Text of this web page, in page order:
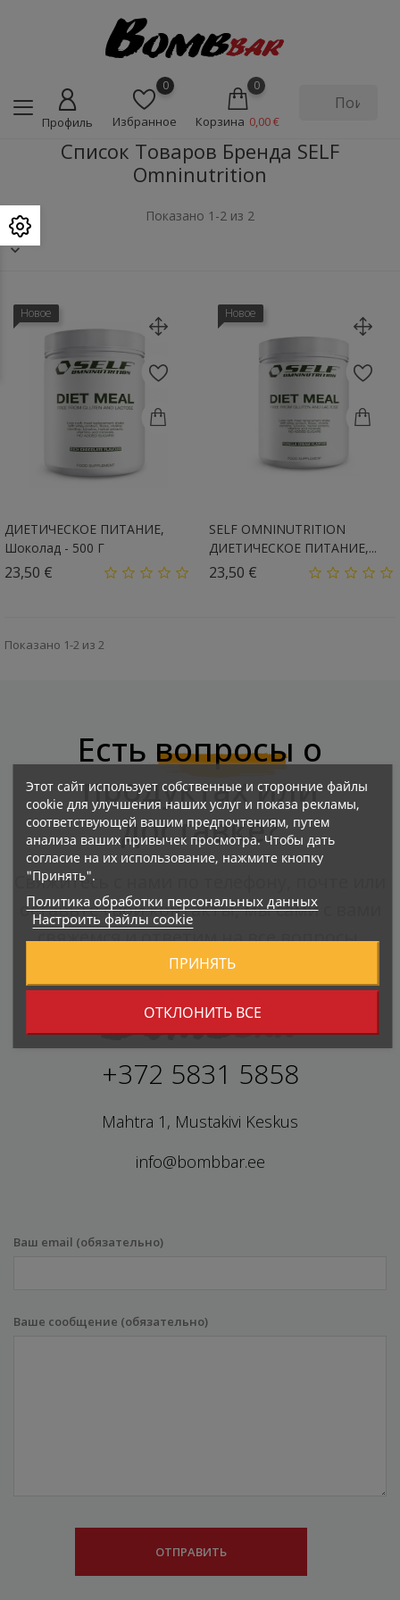
Профиль
0
Избранное
0
Корзина 0,00 €
Список Товаров Бренда SELF
Omninutrition
Показано 1-2 из 2
Новое
ДИЕТИЧЕСКОЕ ПИТАНИЕ,
Шоколад - 500 Г
23,50 €
Новое
SELF OMNINUTRITION
ДИЕТИЧЕСКОЕ ПИТАНИЕ,...
23,50 €
Показано 1-2 из 2
Есть вопросы о
продуктах или
доставке?
Свяжитесь с нами по телефону, почте или
оставьте свои контакты, мы сами с вами
свяжемся и ответим на все вопросы.
+372 5831 5858
Mahtra 1, Mustakivi Keskus
info@bombbar.ee
Ваш email (обязательно)
Ваше сообщение (обязательно)
Этот сайт использует собственные и сторонние файлы
cookie для улучшения наших услуг и показа рекламы,
соответствующей вашим предпочтениям, путем
анализа ваших привычек просмотра. Чтобы дать
согласие на их использование, нажмите кнопку
"Принять".
Политика обработки персональных данных
Настроить файлы cookie
ОТКЛОНИТЬ ВСЕ
ПРИНЯТЬ